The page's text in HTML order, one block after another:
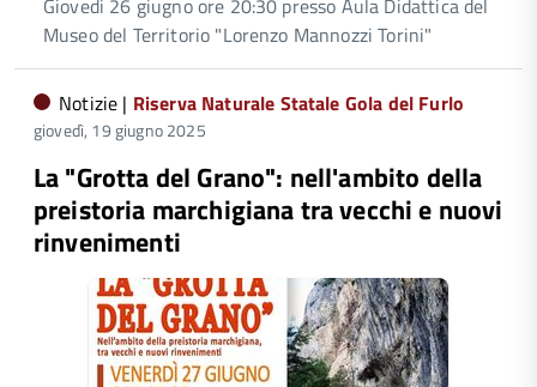
Giovedi 26 giugno ore 20:30 presso Aula Didattica del
Museo del Territorio "Lorenzo Mannozzi Torini"
Notizie | Riserva Naturale Statale Gola del Furlo
giovedì, 19 giugno 2025
La "Grotta del Grano": nell'ambito della
preistoria marchigiana tra vecchi e nuovi
rinvenimenti